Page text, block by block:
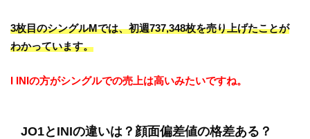
3枚目のシングルMでは、初週737,348枚を売り上げたことが
わかっています。
I INIの方がシングルでの売上は高いみたいですね。
JO1とINIの違いは？顔面偏差値の格差ある？